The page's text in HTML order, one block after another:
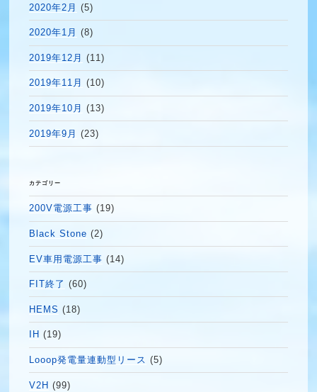
2020年2月 (5)
2020年1月 (8)
2019年12月 (11)
2019年11月 (10)
2019年10月 (13)
2019年9月 (23)
カテゴリー
200V電源工事 (19)
Black Stone (2)
EV車用電源工事 (14)
FIT終了 (60)
HEMS (18)
IH (19)
Looop発電量連動型リース (5)
V2H (99)